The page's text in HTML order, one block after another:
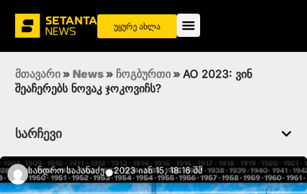
უყურე ახლა
მთავარი » News » ჩოგბურთი » AO 2023: ვინ
შეაჩერებს ნოვაკ ჯოკოვიჩს?
სარჩევი
Სანდრო Საპანაძე●2023 იან 15, 18:16 შშ